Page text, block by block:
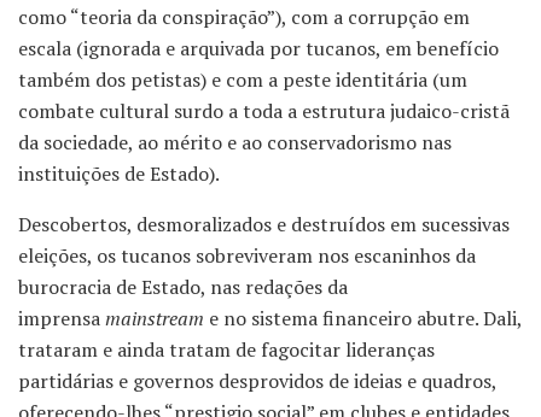
como “teoria da conspiração”), com a corrupção em
escala (ignorada e arquivada por tucanos, em benefício
também dos petistas) e com a peste identitária (um
combate cultural surdo a toda a estrutura judaico-cristã
da sociedade, ao mérito e ao conservadorismo nas
instituições de Estado).
Descobertos, desmoralizados e destruídos em sucessivas
eleições, os tucanos sobreviveram nos escaninhos da
burocracia de Estado, nas redações da
imprensamainstream e no sistema financeiro abutre. Dali,
trataram e ainda tratam de fagocitar lideranças
partidárias e governos desprovidos de ideias e quadros,